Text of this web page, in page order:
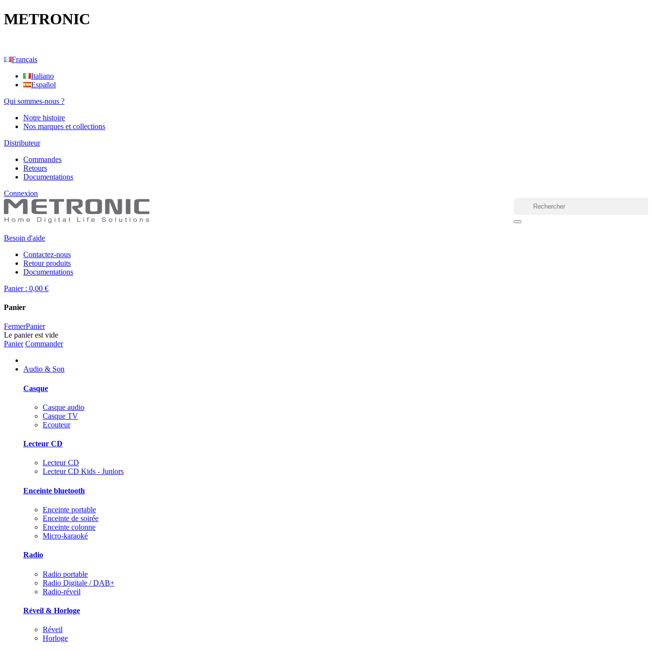
METRONIC
Français
Italiano
Español
Qui sommes-nous ?
Notre histoire
Nos marques et collections
Distributeur
Commandes
Retours
Documentations
Connexion
Besoin d'aide
Contactez-nous
Retour produits
Documentations
Panier : 0,00 €
Panier
FermerPanier
Le panier est vide
Panier Commander
Audio & Son
Casque
Casque audio
Casque TV
Ecouteur
Lecteur CD
Lecteur CD
Lecteur CD Kids - Juniors
Enceinte bluetooth
Enceinte portable
Enceinte de soirée
Enceinte colonne
Micro-karaoké
Radio
Radio portable
Radio Digitale / DAB+
Radio-réveil
Réveil & Horloge
Réveil
Horloge